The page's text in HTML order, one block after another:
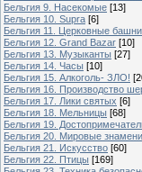
Бельгия 9. Насекомые [13]
Бельгия 10. Supra [6]
Бельгия 11. Церковные башни.
Бельгия 12. Grand Bazar [10]
Бельгия 13. Музыканты [27]
Бельгия 14. Часы [10]
Бельгия 15. Алкоголь- ЗЛО!
Бельгия 16. Производство
Бельгия 17. Лики святых [6]
Бельгия 18. Мельницы [68]
Бельгия 19.
Бельгия 20. Мировые
Бельгия 21. Искусство [60]
Бельгия 22. Птицы [169]